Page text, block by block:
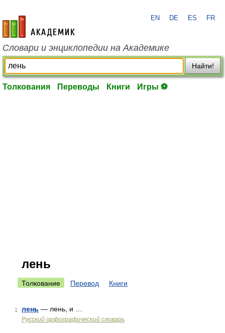
academic.ru
EN DE ES FR
Словари и энциклопедии на Академике
Найти!
Толкования Переводы Книги Игры ⚽
лень
Толкование Перевод Книги
1 лень — лень, и …
Русский орфографический словарь